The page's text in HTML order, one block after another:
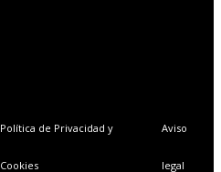
Política de Privacidad y
Cookies
Aviso
legal